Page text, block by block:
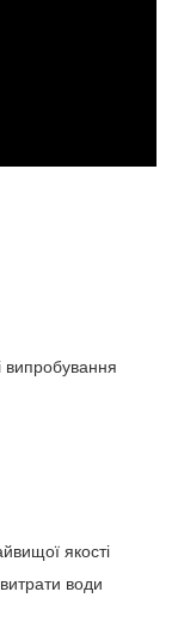
випробування
якості
води